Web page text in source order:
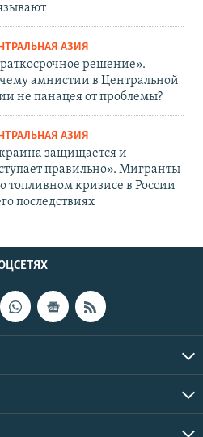
АЗИЯ
решение».
амнистии в Центральной
не панацея от проблемы?
АЗИЯ
защищается и
правильно». Мигранты
топливном кризисе в России
последствиях